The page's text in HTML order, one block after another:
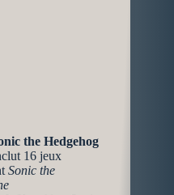
the Hedgehog
16 jeux
Sonic the